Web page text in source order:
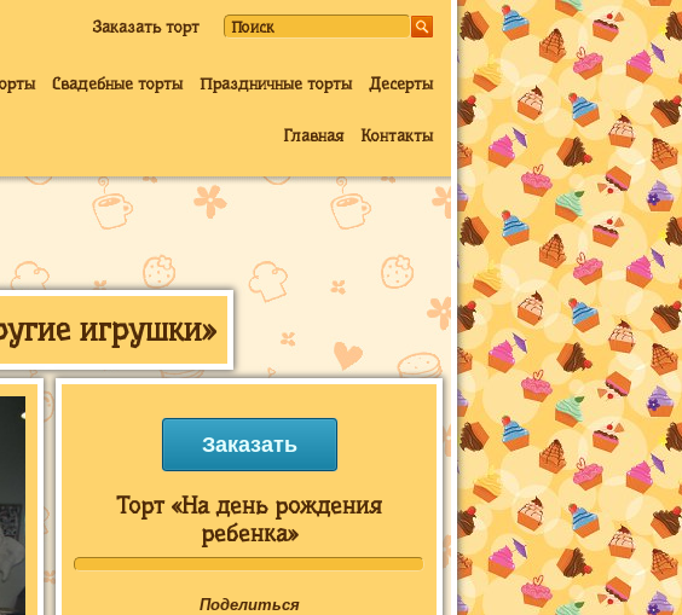
Заказать торт
Свадебные торты Праздничные торты Десерты
Главная Контакты
игрушки»
Заказать
Торт «На день рождения
ребенка»
Поделиться